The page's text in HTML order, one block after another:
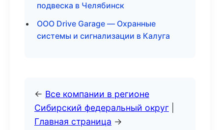
подвеска в Челябинск
ООО Drive Garage — Охранные
системы и сигнализации в Калуга
← Все компании в регионе
Сибирский федеральный округ
Главная страница →